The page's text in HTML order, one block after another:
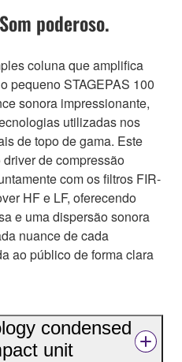
poderoso.
coluna que amplifica
pequeno STAGEPAS 100
sonora impressionante,
utilizadas nos
de topo de gama. Este
de compressão
com os filtros FIR-
HF e LF, oferecendo
e uma dispersão sonora
nuance de cada
ao público de forma clara
condensed
unit